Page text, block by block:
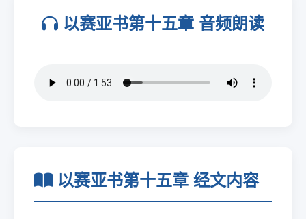
以赛亚书第十五章 音频朗读
以赛亚书第十五章 经文内容